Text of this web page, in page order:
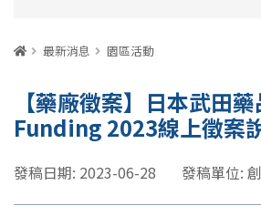
首頁 最新消息 園區活動
【藥廠徵案】日本武田
Funding 2023線上徵案
發稿日期: 2023-06-28 發稿單位: